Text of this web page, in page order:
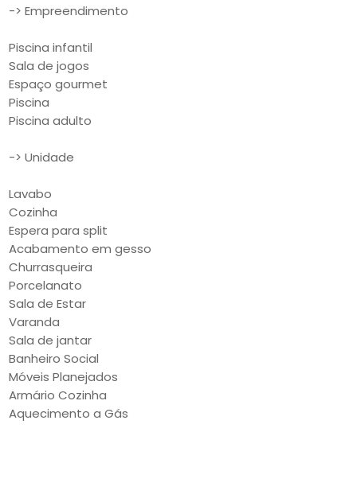
-> Empreendimento
Piscina infantil
Sala de jogos
Espaço gourmet
Piscina
Piscina adulto
-> Unidade
Lavabo
Cozinha
Espera para split
Acabamento em gesso
Churrasqueira
Porcelanato
Sala de Estar
Varanda
Sala de jantar
Banheiro Social
Móveis Planejados
Armário Cozinha
Aquecimento a Gás